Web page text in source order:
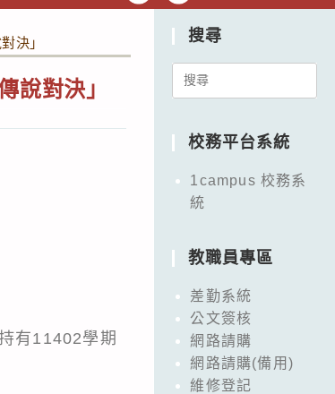
決」
說對決」
有11402學期
搜尋
Search
校務平台系統
1campus 校務系
統
教職員專區
差勤系統
公文簽核
網路請購
網路請購(備用)
維修登記